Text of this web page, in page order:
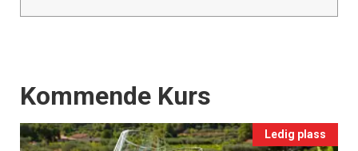
Events
Kommende Kurs
Ledig plass